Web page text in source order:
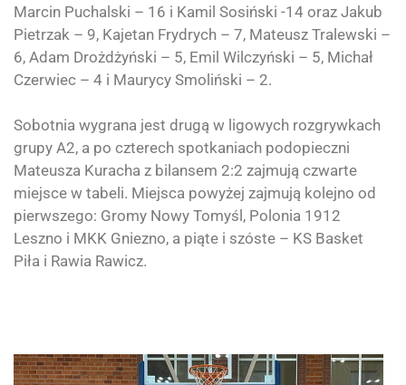
Marcin Puchalski – 16 i Kamil Sosiński -14 oraz Jakub
Pietrzak – 9, Kajetan Frydrych – 7, Mateusz Tralewski –
6, Adam Drożdżyński – 5, Emil Wilczyński – 5, Michał
Czerwiec – 4 i Maurycy Smoliński – 2.
Sobotnia wygrana jest drugą w ligowych rozgrywkach
grupy A2, a po czterech spotkaniach podopieczni
Mateusza Kuracha z bilansem 2:2 zajmują czwarte
miejsce w tabeli. Miejsca powyżej zajmują kolejno od
pierwszego: Gromy Nowy Tomyśl, Polonia 1912
Leszno i MKK Gniezno, a piąte i szóste – KS Basket
Piła i Rawia Rawicz.